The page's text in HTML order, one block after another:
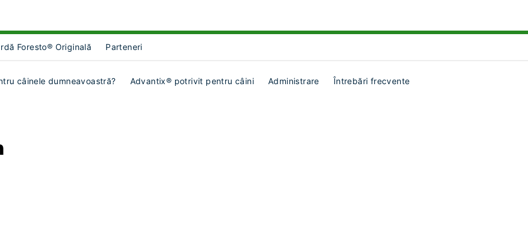
for [object Object]
Foresto® Originală Parteneri
câinele dumneavoastră? Advantix® potrivit pentru câini Administrare Întrebări frecvente